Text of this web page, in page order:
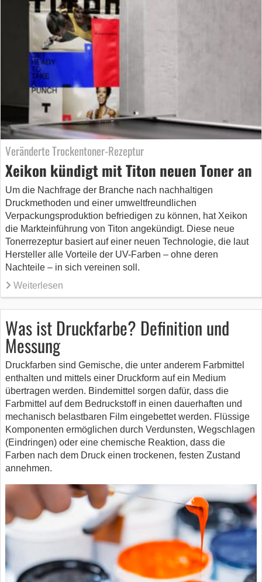
Veränderte Trockentoner-Rezeptur
Xeikon kündigt mit Titon neuen Toner an
Um die Nachfrage der Branche nach nachhaltigen
Druckmethoden und einer umweltfreundlichen
Verpackungsproduktion befriedigen zu können, hat Xeikon
die Markteinführung von Titon angekündigt. Diese neue
Tonerrezeptur basiert auf einer neuen Technologie, die laut
Hersteller alle Vorteile der UV-Farben – ohne deren
Nachteile – in sich vereinen soll.
Weiterlesen
Was ist Druckfarbe? Definition und
Messung
Druckfarben sind Gemische, die unter anderem Farbmittel
enthalten und mittels einer Druckform auf ein Medium
übertragen werden. Bindemittel sorgen dafür, dass die
Farbmittel auf dem Bedruckstoff in einen dauerhaften und
mechanisch belastbaren Film eingebettet werden. Flüssige
Komponenten ermöglichen durch Verdunsten, Wegschlagen
(Eindringen) oder eine chemische Reaktion, dass die
Farben nach dem Druck einen trockenen, festen Zustand
annehmen.